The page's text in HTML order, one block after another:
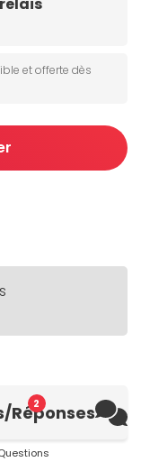
et offerte dès
2
Réponses